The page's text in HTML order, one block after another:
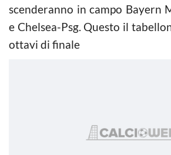
scenderanno in campo Bayern
e Chelsea-Psg. Questo il
ottavi di finale